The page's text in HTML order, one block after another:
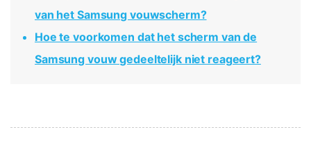
van het Samsung vouwscherm?
Hoe te voorkomen dat het scherm van de
Samsung vouw gedeeltelijk niet reageert?